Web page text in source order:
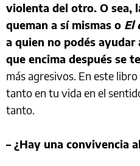
violenta del otro. O sea,
queman a sí mismas o El
a quien no podés
que encima después se
más agresivos. En este
tanto en tu vida en el
tanto.
– ¿Hay una convivencia